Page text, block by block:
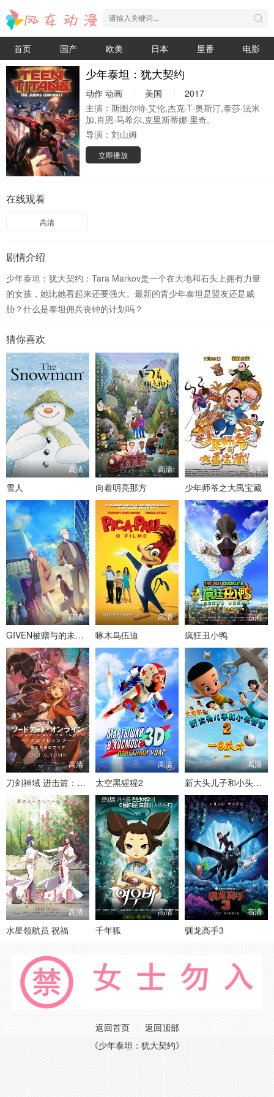
首页 国产 欧美 日本 里番 电影
少年泰坦：犹大契约
动作 动画 美国
2017
主演： 斯图尔特·艾伦,杰克·T·奥斯汀,泰莎·法米
加,肖恩·马希尔,克里斯蒂娜·里奇,
导演： 刘山姆
立即播放
在线观看
高清
剧情介绍
少年泰坦：犹大契约：Tara Markov是一个在大地和石头上拥有力量
的女孩，她比她看起来还要强大。最新的青少年泰坦是盟友还是威
胁？什么是泰坦佣兵丧钟的计划吗？
猜你喜欢
高清
雪人
高清
向着明亮那方
高清
少年师爷之大禹宝藏
高清
GIVEN被赠与的未来：反面存在
高清
啄木鸟伍迪
高清
疯狂丑小鸭
高清
刀剑神域 进击篇：无星之夜的咏叹调
高清
太空黑猩猩2
高清
新大头儿子和小头爸爸2一日成才
高清
水星领航员 祝福
高清
千年狐
高清
驯龙高手3
返回首页
返回顶部
《少年泰坦：犹大契约》